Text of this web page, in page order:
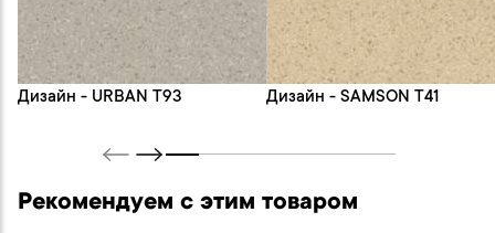
Дизайн - URBAN T93 Дизайн - SAMSON T41
Рекомендуем с этим товаром